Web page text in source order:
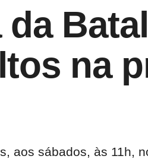
da
na
aos sábados, às 11h,